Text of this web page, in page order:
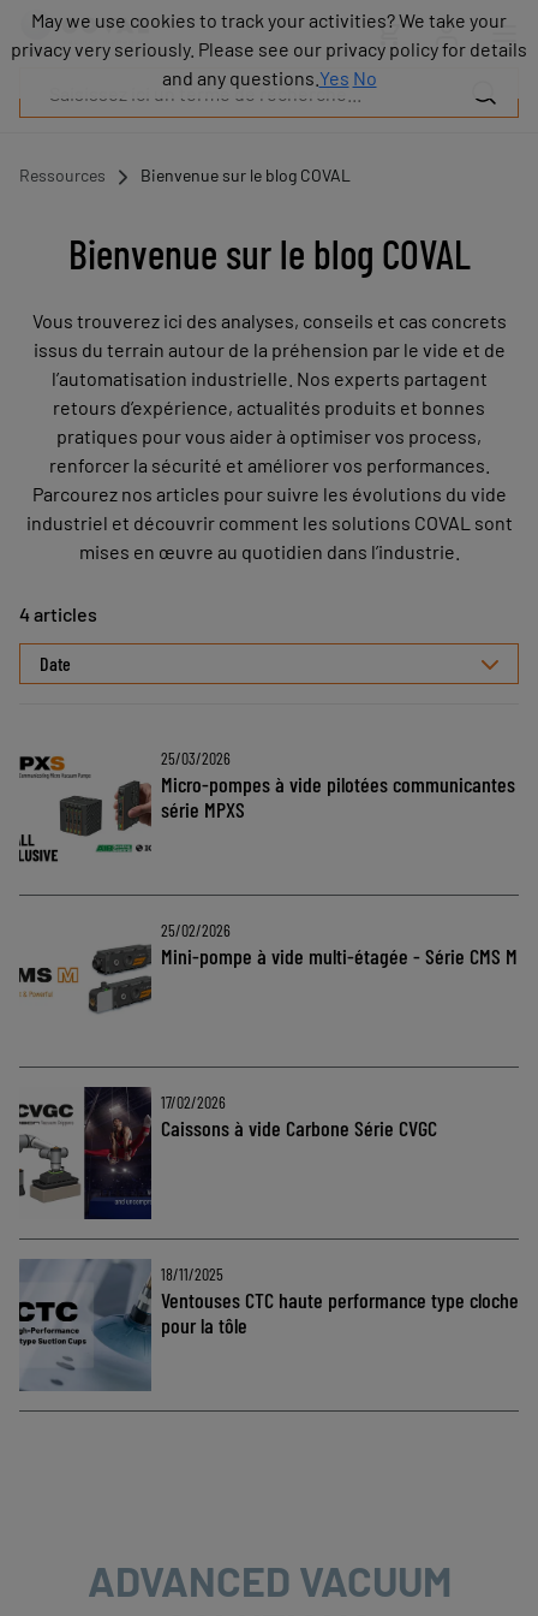
Ressources Bienvenue sur le blog COVAL
Bienvenue sur le blog COVAL
Vous trouverez ici des analyses, conseils et cas concrets
issus du terrain autour de la préhension par le vide et de
l’automatisation industrielle. Nos experts partagent
retours d’expérience, actualités produits et bonnes
pratiques pour vous aider à optimiser vos process,
renforcer la sécurité et améliorer vos performances.
Parcourez nos articles pour suivre les évolutions du vide
industriel et découvrir comment les solutions COVAL sont
mises en œuvre au quotidien dans l’industrie.
4 articles
Sélectionner
le
25/03/2026
Micro-pompes à vide pilotées communicantes
série MPXS
25/02/2026
Mini-pompe à vide multi-étagée - Série CMS M
17/02/2026
Caissons à vide Carbone Série CVGC
18/11/2025
Ventouses CTC haute performance type cloche
pour la tôle
ADVANCED VACUUM
Produits
Industries
Ressources
Carrières
Partenaires
commerciaux
Contact
May we use cookies to track your activities? We take your
privacy very seriously. Please see our privacy policy for details
and any questions. Yes No
May we use cookies to track your activities? We take your
privacy very seriously. Please see our privacy policy for details
and any questions. Yes No